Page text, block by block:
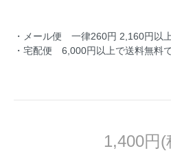
・メール便 一律260円 2,160円以
・宅配便 6,000円以上で送料無料で
1,400円(